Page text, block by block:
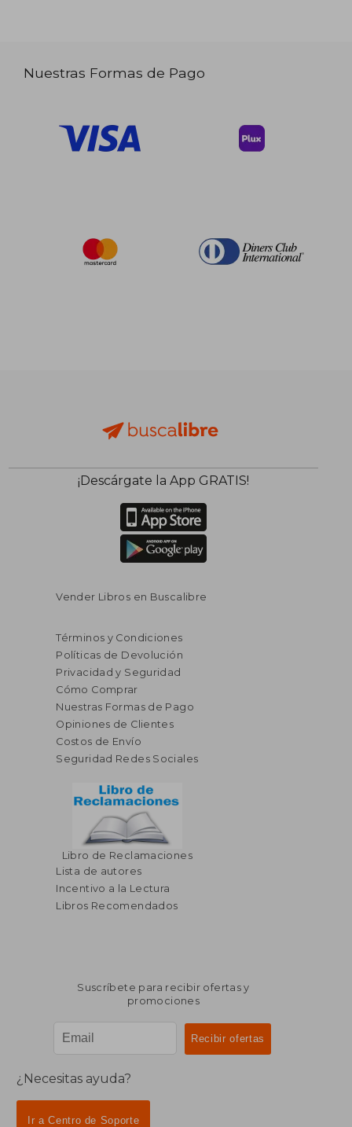
Nuestras Formas de Pago
¡Descárgate la App GRATIS!
Vender Libros en Buscalibre
Términos y Condiciones
Políticas de Devolución
Privacidad y Seguridad
Cómo Comprar
Nuestras Formas de Pago
Opiniones de Clientes
Costos de Envío
Seguridad Redes Sociales
Libro de Reclamaciones
Lista de autores
Incentivo a la Lectura
Libros Recomendados
Suscríbete para recibir ofertas y
promociones
¿Necesitas ayuda?
Ir a Centro de Soporte